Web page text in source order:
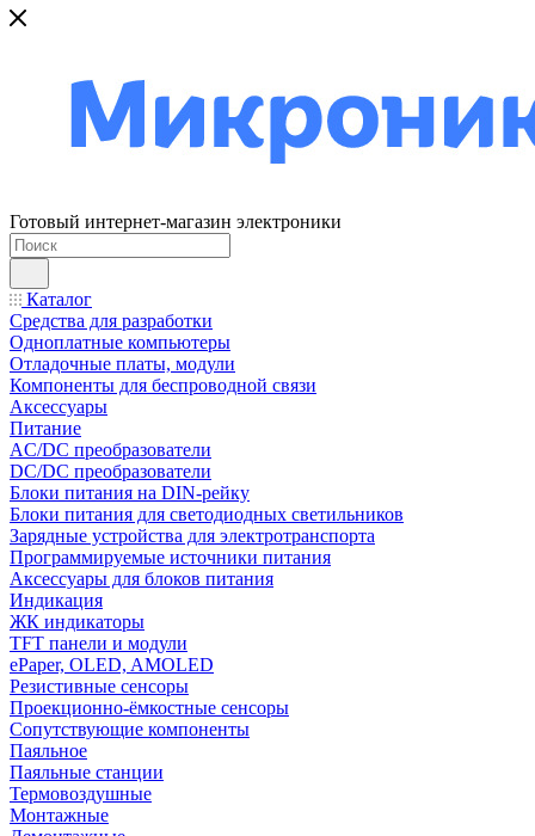
Готовый интернет-магазин электроники
Каталог
Средства для разработки
Одноплатные компьютеры
Отладочные платы, модули
Компоненты для беспроводной связи
Аксессуары
Питание
AC/DC преобразователи
DC/DC преобразователи
Блоки питания на DIN-рейку
Блоки питания для светодиодных светильников
Зарядные устройства для электротранспорта
Программируемые источники питания
Аксессуары для блоков питания
Индикация
ЖК индикаторы
TFT панели и модули
ePaper, OLED, AMOLED
Резистивные сенсоры
Проекционно-ёмкостные сенсоры
Сопутствующие компоненты
Паяльное
Паяльные станции
Термовоздушные
Монтажные